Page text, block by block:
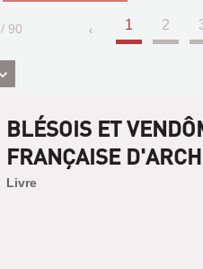
/ 90 1 2
BLÉSOIS ET
FRANÇAISE
Livre